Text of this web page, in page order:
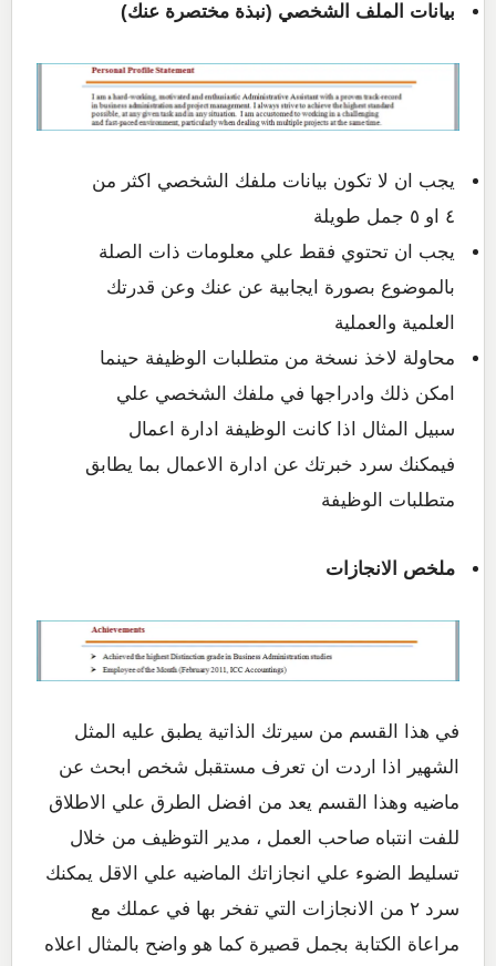
بيانات الملف الشخصي (نبذة مختصرة عنك)
يجب ان لا تكون بيانات ملفك الشخصي اكثر من
٤ او ٥ جمل طويلة
يجب ان تحتوي فقط علي معلومات ذات الصلة
بالموضوع بصورة ايجابية عن عنك وعن قدرتك
العلمية والعملية
محاولة لاخذ نسخة من متطلبات الوظيفة حينما
امكن ذلك وادراجها في ملفك الشخصي علي
سبيل المثال اذا كانت الوظيفة ادارة اعمال
فيمكنك سرد خبرتك عن ادارة الاعمال بما يطابق
متطلبات الوظيفة
ملخص الانجازات
في هذا القسم من سيرتك الذاتية يطبق عليه المثل
الشهير اذا اردت ان تعرف مستقبل شخص ابحث عن
ماضيه وهذا القسم يعد من افضل الطرق علي الاطلاق
للفت انتباه صاحب العمل ، مدير التوظيف من خلال
تسليط الضوء علي انجازاتك الماضيه علي الاقل يمكنك
سرد ٢ من الانجازات التي تفخر بها في عملك مع
مراعاة الكتابة بجمل قصيرة كما هو واضح بالمثال اعلاه